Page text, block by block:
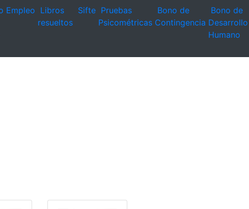
Empleo Libros
resueltos
Sifte Pruebas
Psicométricas
Bono de
Contingencia
Bono de
Desarrollo
Humano